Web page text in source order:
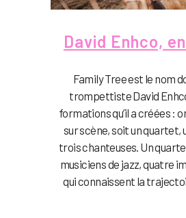
David Enhco,
Family Tree est le nom
trompettiste David Enhco
formations qu’il a créées :
sur scène, soit un quartet,
trois chanteuses. Un
musiciens de jazz, quatre
qui connaissent la